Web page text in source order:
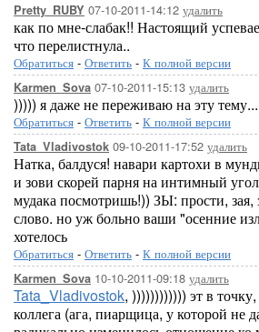
Pretty_RUBY 07-10-2011-14:12 удалить
как по мне-слабак!! Настоящий
что перелистнула..
Обратиться - Ответить - К полной версии
Karmen_Sova 07-10-2011-15:13 удалить
))))) я даже не переживаю на эту тему...
Обратиться - Ответить - К полной версии
Tata_Vladivostok 09-10-2011-17:52 удалить
Натка, балдуся! навари картохи в
и зови скорей парня на интимный
мудака посмотришь!)) ЗЫ: прости, зая,
слово. но уж больно ваши "осенние
хотелось
Обратиться - Ответить - К полной версии
Karmen_Sova 10-10-2011-09:18 удалить
Tata_Vladivostok, )))))))))))) эт в
коллега (ага, пиарщица, у которой не